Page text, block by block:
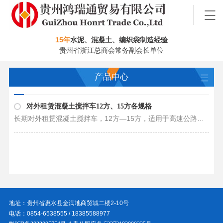
15年水泥、混凝土、编织袋制造经验
贵州省浙江总商会常务副会长单位
产品中心
对外租赁混凝土搅拌车12方、15方各规格
地址：贵州省惠水县金满地商贸城二楼2-10号
电话：0854-6538555 / 18385588977